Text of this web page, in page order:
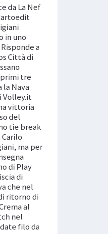
da La Nef
in uno
a
Città di
tre
la Nava
Volley.it
vittoria
del
tie break
ma per
di Play
di
che nel
ritorno di
al
nel
filo da